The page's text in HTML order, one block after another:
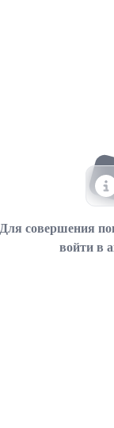
Для совершения
войти в